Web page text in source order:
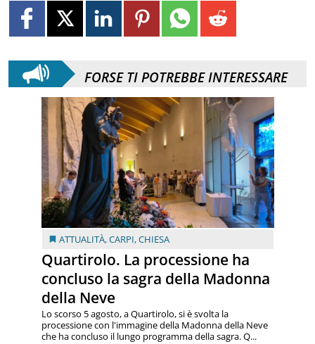
FORSE TI POTREBBE INTERESSARE
ATTUALITÀ,CARPI,CHIESA
Quartirolo. La processione ha
concluso la sagra della Madonna
della Neve
Lo scorso 5 agosto, a Quartirolo, si è svolta la
processione con l'immagine della Madonna della Neve
che ha concluso il lungo programma della sagra. Q...